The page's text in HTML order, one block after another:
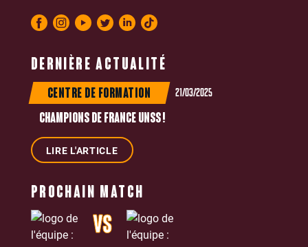
DERNIÈRE ACTUALITÉ
CENTRE DE FORMATION 21/03/2025
CHAMPIONS DE FRANCE UNSS !
LIRE L'ARTICLE
PROCHAIN MATCH
VS